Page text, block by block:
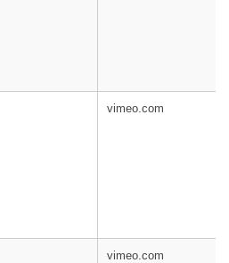
vimeo.com
vimeo.com